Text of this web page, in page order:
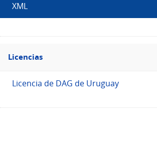
XML
Filtro
Licencias
Licencias
Licencia de DAG de Uruguay